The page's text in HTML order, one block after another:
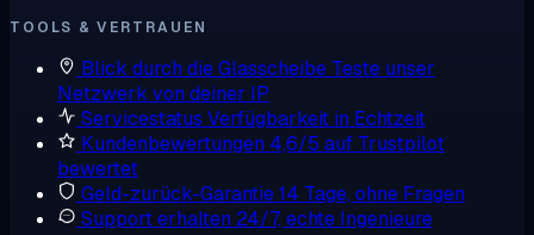
TOOLS & VERTRAUEN
Blick durch die Glasscheibe Teste unser
Netzwerk von deiner IP
Servicestatus Verfügbarkeit in Echtzeit
Kundenbewertungen 4,6/5 auf Trustpilot
bewertet
Geld-zurück-Garantie14 Tage, ohne Fragen
Support erhalten 24/7, echte Ingenieure